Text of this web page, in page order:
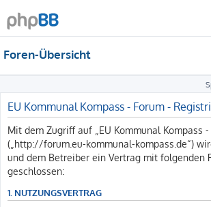
Foren-Übersicht
EU Kommunal Kompass - Forum -
Mit dem Zugriff auf „EU Kommunal Kompass -
(„http://forum.eu-kommunal-kompass.de“)
und dem Betreiber ein Vertrag mit folgenden
geschlossen:
1. NUTZUNGSVERTRAG